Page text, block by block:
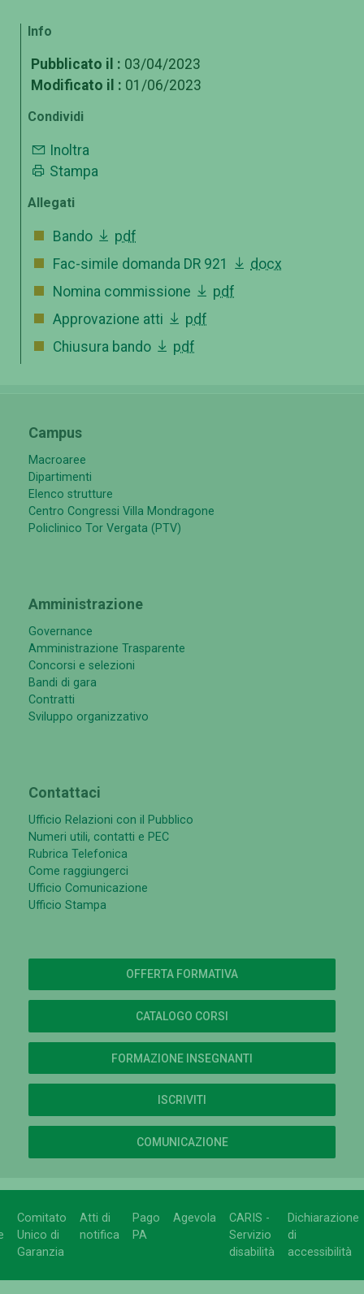
Info
Pubblicato il : 03/04/2023
Modificato il : 01/06/2023
Condividi
Inoltra
Stampa
Allegati
Bando
pdf
Fac-simile domanda DR 921
docx
Nomina commissione
pdf
Approvazione atti
pdf
Chiusura bando
pdf
Campus
Macroaree
Dipartimenti
Elenco strutture
Centro Congressi Villa Mondragone
Policlinico Tor Vergata (PTV)
Amministrazione
Governance
Amministrazione Trasparente
Concorsi e selezioni
Bandi di gara
Contratti
Sviluppo organizzativo
Contattaci
Ufficio Relazioni con il Pubblico
Numeri utili, contatti e PEC
Rubrica Telefonica
Come raggiungerci
Ufficio Comunicazione
Ufficio Stampa
OFFERTA FORMATIVA
CATALOGO CORSI
FORMAZIONE INSEGNANTI
ISCRIVITI
COMUNICAZIONE
Comitato
Unico di
Garanzia
Atti di
notifica
Pago
PA
Agevola
CARIS -
Servizio
disabilità
Dichiarazione
di
accessibilità